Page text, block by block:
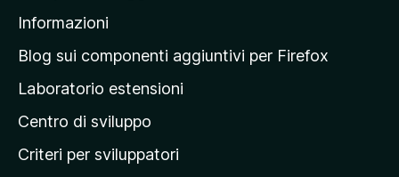
l
a
a
g
i
Informazioni
Blog sui componenti aggiuntivi per Firefox
Laboratorio estensioni
Centro di sviluppo
Criteri per sviluppatori